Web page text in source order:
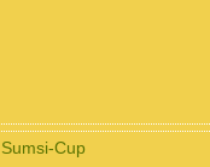
Sumsi-Cup